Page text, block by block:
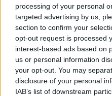
processing of your personal
targeted advertising by us,
section to confirm your
opt-out request is processed
interest-based ads based on
us or personal information
your opt-out. You may
disclosure of your personal
IAB’s list of downstream